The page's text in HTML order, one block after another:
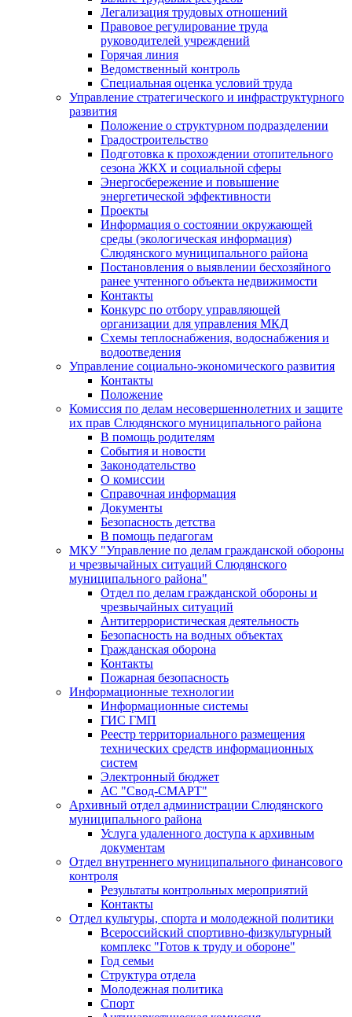
Легализация трудовых отношений
Правовое регулирование труда
руководителей учреждений
Горячая линия
Ведомственный контроль
Специальная оценка условий труда
Управление стратегического и инфраструктурного
развития
Положение о структурном подразделении
Градостроительство
Подготовка к прохождении отопительного
сезона ЖКХ и социальной сферы
Энергосбережение и повышение
энергетической эффективности
Проекты
Информация о состоянии окружающей
среды (экологическая информация)
Слюдянского муниципального района
Постановления о выявлении бесхозяйного
ранее учтенного объекта недвижимости
Контакты
Конкурс по отбору управляющей
организации для управления МКД
Схемы теплоснабжения, водоснабжения и
водоотведения
Управление социально-экономического развития
Контакты
Положение
Комиссия по делам несовершеннолетних и защите
их прав Слюдянского муниципального района
В помощь родителям
События и новости
Законодательство
О комиссии
Справочная информация
Документы
Безопасность детства
В помощь педагогам
МКУ "Управление по делам гражданской обороны
и чрезвычайных ситуаций Слюдянского
муниципального района"
Отдел по делам гражданской обороны и
чрезвычайных ситуаций
Антитеррористическая деятельность
Безопасность на водных объектах
Гражданская оборона
Контакты
Пожарная безопасность
Информационные технологии
Информационные системы
ГИС ГМП
Реестр территориального размещения
технических средств информационных
систем
Электронный бюджет
АС "Свод-СМАРТ"
Архивный отдел администрации Слюдянского
муниципального района
Услуга удаленного доступа к архивным
документам
Отдел внутреннего муниципального финансового
контроля
Результаты контрольных мероприятий
Контакты
Отдел культуры, спорта и молодежной политики
Всероссийский спортивно-физкультурный
комплекс "Готов к труду и обороне"
Год семьи
Структура отдела
Молодежная политика
Спорт